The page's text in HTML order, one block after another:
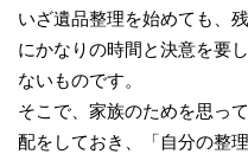
いざ遺品整理を始めても、
にかなりの時間と決意を要
ないものです。
そこで、家族のためを思っ
配をしておき、「自分の整